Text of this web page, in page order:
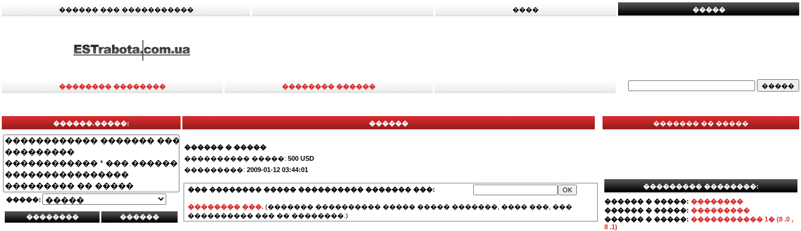
������ ��� ����������� ���� �����
�������� �������� �������� ������
������.�����:
�����:
������
������ � �����
���������� �����: 500 USD
���������: 2009-01-12 03:44:01
��� �������� ����� ���������� ������� ���:
�������� ���. (������� ���������� ����� ����� �������, ���� ���, ���
���������� ��� �� ��������.)
������� �� �����
��������� ��������:
������ � �����: ��������
������ � �����: ���������
������ � �����: ����������� 1� (8 .0 ,
8 .1)